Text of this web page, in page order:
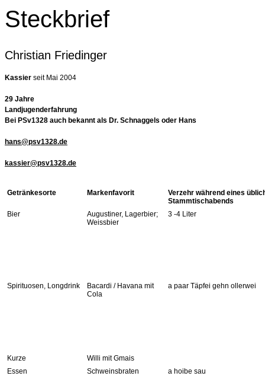
Steckbrief
Christian Friedinger
Kassier seit Mai 2004
29 Jahre
Landjugenderfahrung
Bei PSv1328 auch bekannt als Dr. Schnaggels oder Hans
hans@psv1328.de
kassier@psv1328.de
Getränkesorte Markenfavorit
Verzehr während eines
Stammtischabends
Bier
Augustiner, Lagerbier;
Weissbier
3 -4 Liter
Spirituosen, Longdrink
Bacardi / Havana mit
Cola
a paar Täpfei gehn ollerwei
Kurze
Willi mit Gmais
Essen
Schweinsbraten
a hoibe sau